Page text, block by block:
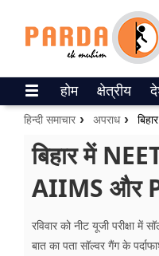
ePaper
वेब स्टोरीज
उत्तर प्रदेश
गैलरी
होम क्षेत्रीय
हिन्दी समाचार अपराध
बिहार में
AIIMS और
रविवार को नीट यूजी परीक्षा में
बात का पता सॉल्वर गैंग के